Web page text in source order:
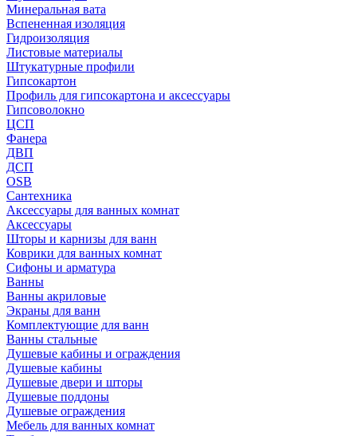
Минеральная вата
Вспененная изоляция
Гидроизоляция
Листовые материалы
Штукатурные профили
Гипсокартон
Профиль для гипсокартона и аксессуары
Гипсоволокно
ЦСП
Фанера
ДВП
ДСП
OSB
Сантехника
Аксессуары для ванных комнат
Аксессуары
Шторы и карнизы для ванн
Коврики для ванных комнат
Сифоны и арматура
Ванны
Ванны акриловые
Экраны для ванн
Комплектующие для ванн
Ванны стальные
Душевые кабины и ограждения
Душевые кабины
Душевые двери и шторы
Душевые поддоны
Душевые ограждения
Мебель для ванных комнат